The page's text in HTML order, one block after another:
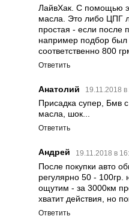
ЛайвХак. С помощью
масла. Это либо ЦПГ
простая - если после
например подбор был
соответственно 800
Ответить
Анатолий 19.11.2018 в
Присадка супер, Бмв
масла, шок...
Ответить
Андрей 19.11.2018 в
После покупки авто
регулярно 50 -
ощутим - за 3000км
хватит действия, но
Ответить